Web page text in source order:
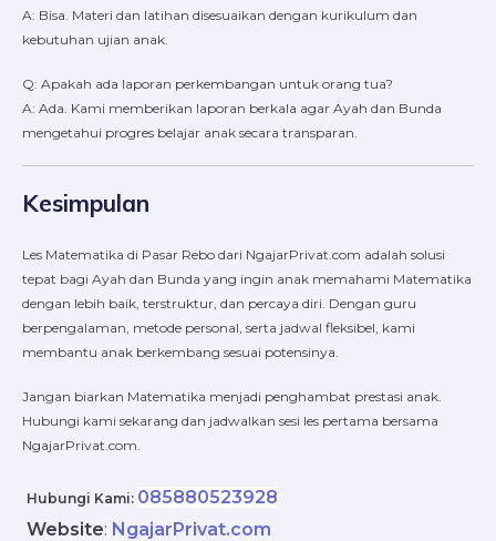
A: Bisa. Materi dan latihan disesuaikan dengan kurikulum dan
kebutuhan ujian anak.
Q: Apakah ada laporan perkembangan untuk orang tua?
A: Ada. Kami memberikan laporan berkala agar Ayah dan Bunda
mengetahui progres belajar anak secara transparan.
Kesimpulan
Les Matematika di Pasar Rebo dari NgajarPrivat.com adalah solusi
tepat bagi Ayah dan Bunda yang ingin anak memahami Matematika
dengan lebih baik, terstruktur, dan percaya diri. Dengan guru
berpengalaman, metode personal, serta jadwal fleksibel, kami
membantu anak berkembang sesuai potensinya.
Jangan biarkan Matematika menjadi penghambat prestasi anak.
Hubungi kami sekarang dan jadwalkan sesi les pertama bersama
NgajarPrivat.com.
Hubungi Kami: 085880523928
Website: NgajarPrivat.com